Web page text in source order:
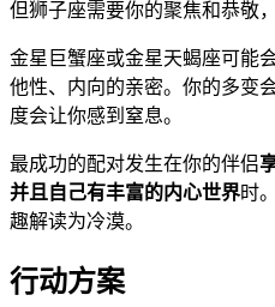
但狮子座需要你的聚焦和恭敬
金星巨蟹座或金星天蝎座可能
他性、内向的亲密。你的多变
度会让你感到窒息。
最成功的配对发生在你的伴侣
并且自己有丰富的内心世界时
趣解读为冷漠。
行动方案